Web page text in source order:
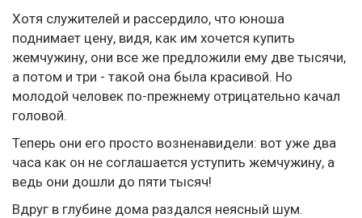
Хотя служителей и рассердило, что юноша
поднимает цену, видя, как им хочется купить
жемчужину, они все же предложили ему две тысячи,
а потом и три - такой она была красивой. Но
молодой человек по-прежнему отрицательно качал
головой.
Теперь они его просто возненавидели: вот уже два
часа как он не соглашается уступить жемчужину, а
ведь они дошли до пяти тысяч!
Вдруг в глубине дома раздался неясный шум.